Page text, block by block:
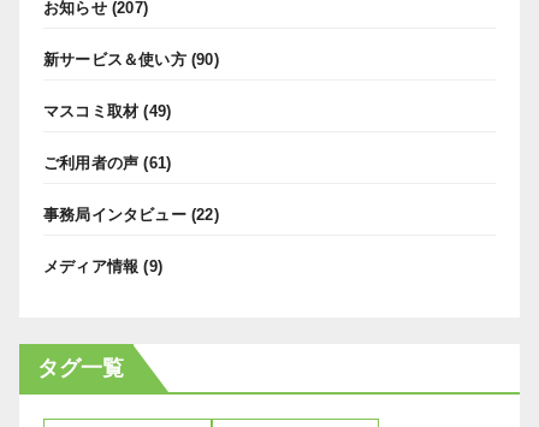
お知らせ(207)
新サービス＆使い方(90)
マスコミ取材 (49)
ご利用者の声 (61)
事務局インタビュー(22)
メディア情報 (9)
タグ一覧